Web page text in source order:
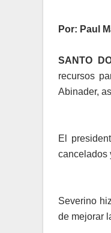
Por: Paul
SANTO
recursos
Abinader,
El
cancelados
Severino
de mejorar